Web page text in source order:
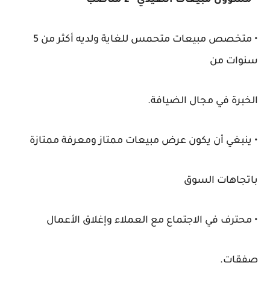
• متخصص مبيعات متحمس للغاية ولديه أكثر من 5
سنوات من
الخبرة في مجال الضيافة.
• ينبغي أن يكون عرض مبيعات ممتاز ومعرفة ممتازة
باتجاهات السوق
• محترف في الاجتماع مع العملاء وإغلاق الأعمال
صفقات.